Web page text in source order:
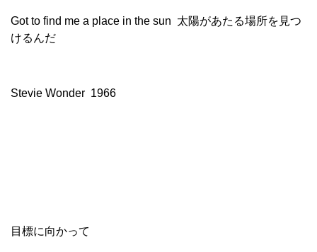
Got to find me a place in the sun 太陽があたる場所を見つ
けるんだ
Stevie Wonder 1966
目標に向かって